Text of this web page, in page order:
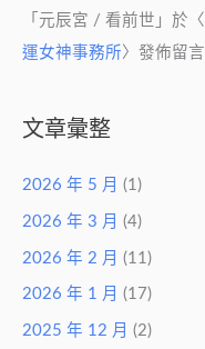
「 元辰宮 / 看前世 」於〈
運女神事務所〉發佈留言
文章彙整
2026 年 5 月 (1)
2026 年 3 月 (4)
2026 年 2 月 (11)
2026 年 1 月 (17)
2025 年 12 月 (2)